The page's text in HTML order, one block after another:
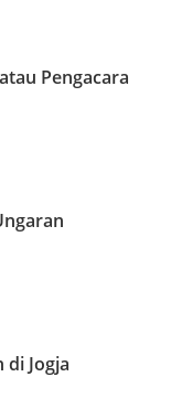
Pengacara
di Jogja